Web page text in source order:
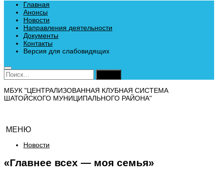
Главная
Анонсы
Новости
Направления деятельности
Документы
Контакты
Версия для слабовидящих
Найти:
МБУК "ЦЕНТРАЛИЗОВАННАЯ КЛУБНАЯ СИСТЕМА
ШАТОЙСКОГО МУНИЦИПАЛЬНОГО РАЙОНА"
МЕНЮ
Новости
«Главнее всех — моя семья»